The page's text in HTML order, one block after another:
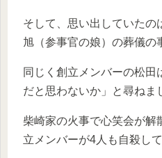
そして、思い出していたの
旭（参事官の娘）の葬儀の
同じく創立メンバーの松田
だと思わないか」と尋ねま
柴崎家の火事で心笑会が解
立メンバーが4人も自殺し